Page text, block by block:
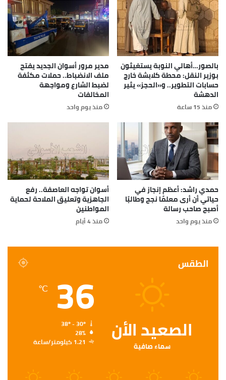
بالصور…أهالي النوبة يستغيثون
بوزير النقل: محطة كلابشة خارج
حسابات التطوير.. و«الحجز» يثير
الدهشة
منذ 15 ساعة
مدير مرور أسوان الجديد يفتح
ملف الانضباط.. حملات مكثفة
لضبط الشارع ومواجهة
المخالفات
منذ يوم واحد
حمدي راشد: أعظم إنجاز في
حياتي أن أرى معلمًا نجح وطالبًا
أصبح صاحب رسالة
منذ يوم واحد
أسوان تواجه العاصفة.. رفع
الجاهزية وتعليق الملاحة لحماية
المواطنين
منذ 4 أيام
الطقس
الصعيد الأن
سماء صافية
36
℃
28%
1.21 كيلومتر/ساعة